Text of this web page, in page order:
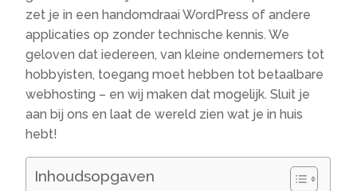
zet je in een handomdraai WordPress of andere
applicaties op zonder technische kennis. We
geloven dat iedereen, van kleine ondernemers tot
hobbyisten, toegang moet hebben tot betaalbare
webhosting – en wij maken dat mogelijk. Sluit je
aan bij ons en laat de wereld zien wat je in huis
hebt!
Inhoudsopgaven